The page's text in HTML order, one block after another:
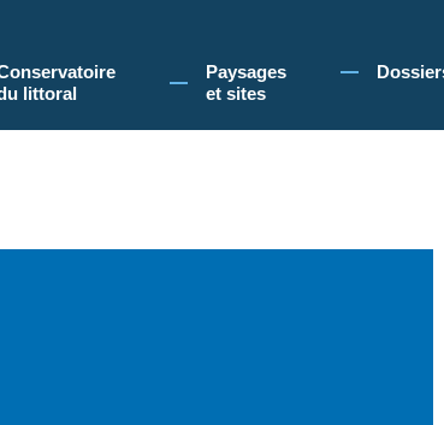
littoral, vous acceptez l'utilisation de cookies pour vous
littoral
Paysages
et sites